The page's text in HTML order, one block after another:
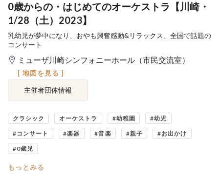
0歳からの・はじめてのオーケストラ【川崎・
1/28（土）2023】
乳幼児が夢中になり、おやも興奮感動&リラックス、全国で話題の
コンサート
ミューザ川崎シンフォニーホール（市民交流室）
[ 地図を見る ]
主催者団体情報
クラシック オーケストラ #幼稚園 #幼児
#コンサート #楽器 #音楽 #親子 #お出かけ
#0歳児
もっとみる